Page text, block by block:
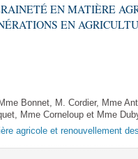
EN MATIÈRE
EN
Bonnet, M. Cordier, Mme
Mme Corneloup et Mme
agricole et renouvellement